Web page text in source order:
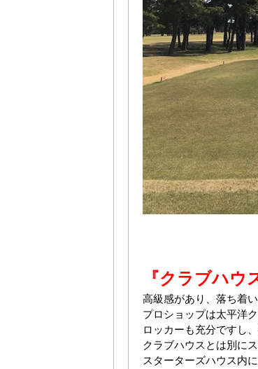
『クラブハウ
高級感があり、落ち着
プロショップは太平洋
ロッカーも充分ですし
クラブハウスとは別に
スターターズハウス内